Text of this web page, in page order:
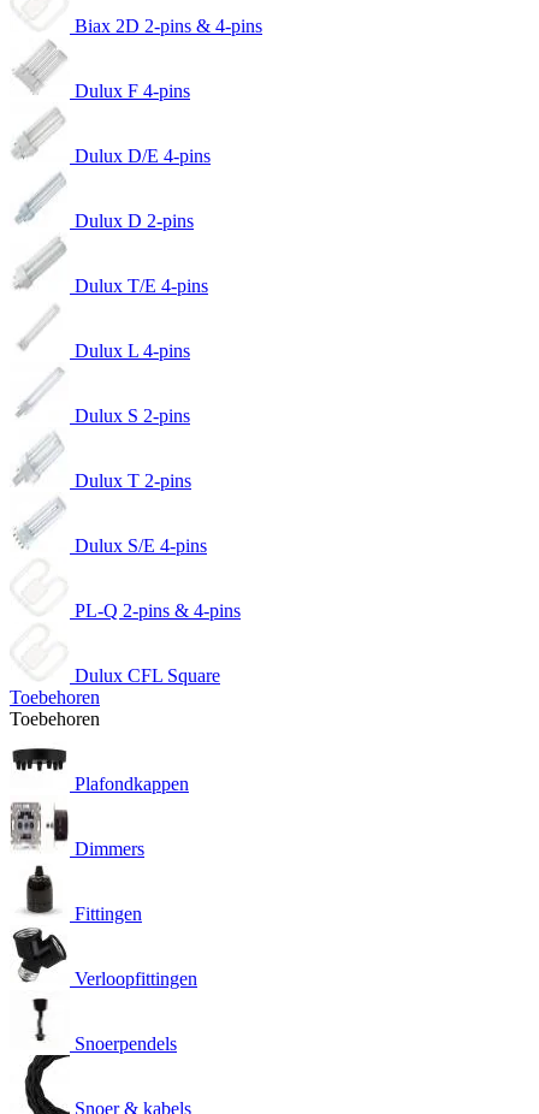
Biax 2D 2-pins & 4-pins
Dulux F 4-pins
Dulux D/E 4-pins
Dulux D 2-pins
Dulux T/E 4-pins
Dulux L 4-pins
Dulux S 2-pins
Dulux T 2-pins
Dulux S/E 4-pins
PL-Q 2-pins & 4-pins
Dulux CFL Square
Toebehoren
Toebehoren
Plafondkappen
Dimmers
Fittingen
Verloopfittingen
Snoerpendels
Snoer & kabels